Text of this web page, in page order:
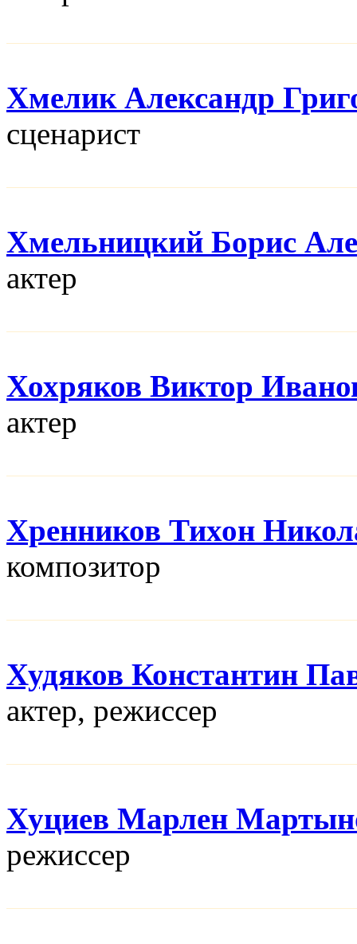
Хмелик Александр
сценарист
Хмельницкий Борис
актер
Хохряков Виктор
актер
Хренников Тихон
композитор
Худяков Константин
актер, режисcер
Хуциев Марлен
режисcер